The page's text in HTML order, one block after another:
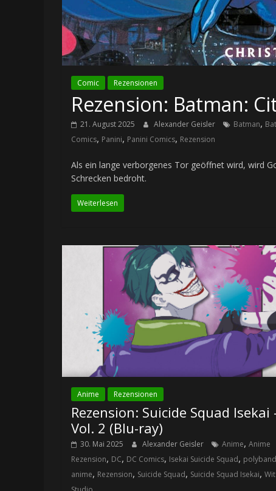
Comic Rezensionen
Rezension: Batman:
21. August 2025 Alexander Geisler Batman,
Comics, Panini, Panini Comics, Rezension
Als ein lange verborgenes Tor geöffnet wird, wird
Schrecken bedroht.
Weiterlesen
Anime Rezensionen
Rezension: Suicide Squad Isekai
Vol. 2 (Blu-ray)
30. Mai 2025 Alexander Geisler Anime, Anime
Rezension, DC, DC Comics, Isekai Suicide Squad, polyband
anime, Rezension, Suicide Squad, Suicide Squad Isekai, Wit